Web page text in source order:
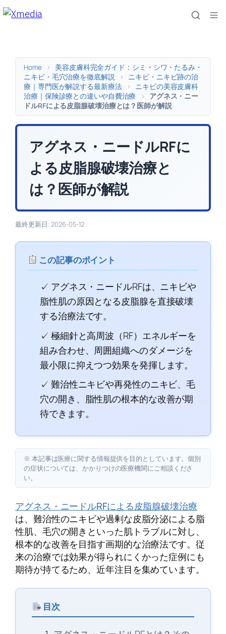
内
Home >
美容皮膚科完全ガイド：シミ・シワ・たるみ・
ニキビ・毛穴治療を徹底解説
>
ニキビ・ニキビ跡の治
療｜専門医が解説する最新療法
>
ニキビの美容皮膚科
治療｜保険診療との違いや自費治療
>
アグネス・ニー
ドルRFによる皮脂腺破壊治療とは？医師が解説
アグネス・ニードルRFに
よる皮脂腺破壊治療と
は？医師が解説
最終更新日: 2026-05-12
この記事のポイント
✓ アグネス・ニードルRFは、ニキビや
脂性肌の原因となる皮脂腺を直接破壊
する治療法です。
✓ 極細針と高周波（RF）エネルギーを
組み合わせ、周囲組織へのダメージを
最小限に抑えつつ効果を発揮します。
✓ 難治性ニキビや再発性のニキビ、毛
穴の開き、脂性肌の根本的な改善が期
待できます。
※ 本記事は医療に関する情報提供を目的としています。個別
の症状については、かかりつけの医療機関にご相談くださ
い。
アグネス・ニードルRFによる皮脂腺破壊治療
は、難治性のニキビや過剰な皮脂分泌による脂
性肌、毛穴の開きといった肌トラブルに対し、
根本的な改善を目指す画期的な治療法です。従
来の治療では効果が得られにくかった症例にも
期待が持てるため、近年注目を集めています。
目次